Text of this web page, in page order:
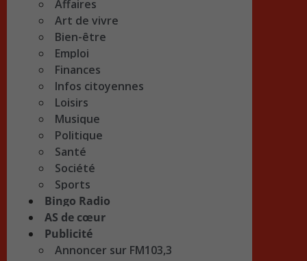
Affaires
Art de vivre
Bien-être
Emploi
Finances
Infos citoyennes
Loisirs
Musique
Politique
Santé
Société
Sports
Bingo Radio
AS de cœur
Publicité
Annoncer sur FM103,3